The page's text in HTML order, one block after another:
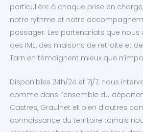
particulière à chaque prise en
notre rythme et notre
passager. Les partenariats que
des IME, des maisons de retraite et
Tarn en témoignent mieux que
Disponibles 24h/24 et 7j/7, nous
comme dans l’ensemble du
Castres, Graulhet et bien d’autres
connaissance du territoire tarnais